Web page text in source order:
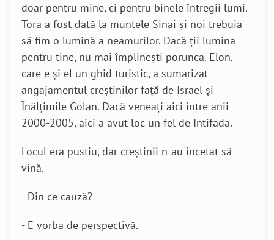
doar pentru mine, ci pentru binele întregii lumi.
Tora a fost dată la muntele Sinai și noi trebuia
să fim o lumină a neamurilor. Dacă ții lumina
pentru tine, nu mai împlinești porunca. Elon,
care e și el un ghid turistic, a sumarizat
angajamentul creștinilor față de Israel și
Înălțimile Golan. Dacă veneați aici între anii
2000-2005, aici a avut loc un fel de Intifada.
Locul era pustiu, dar creștinii n-au încetat să
vină.
- Din ce cauză?
- E vorba de perspectivă.